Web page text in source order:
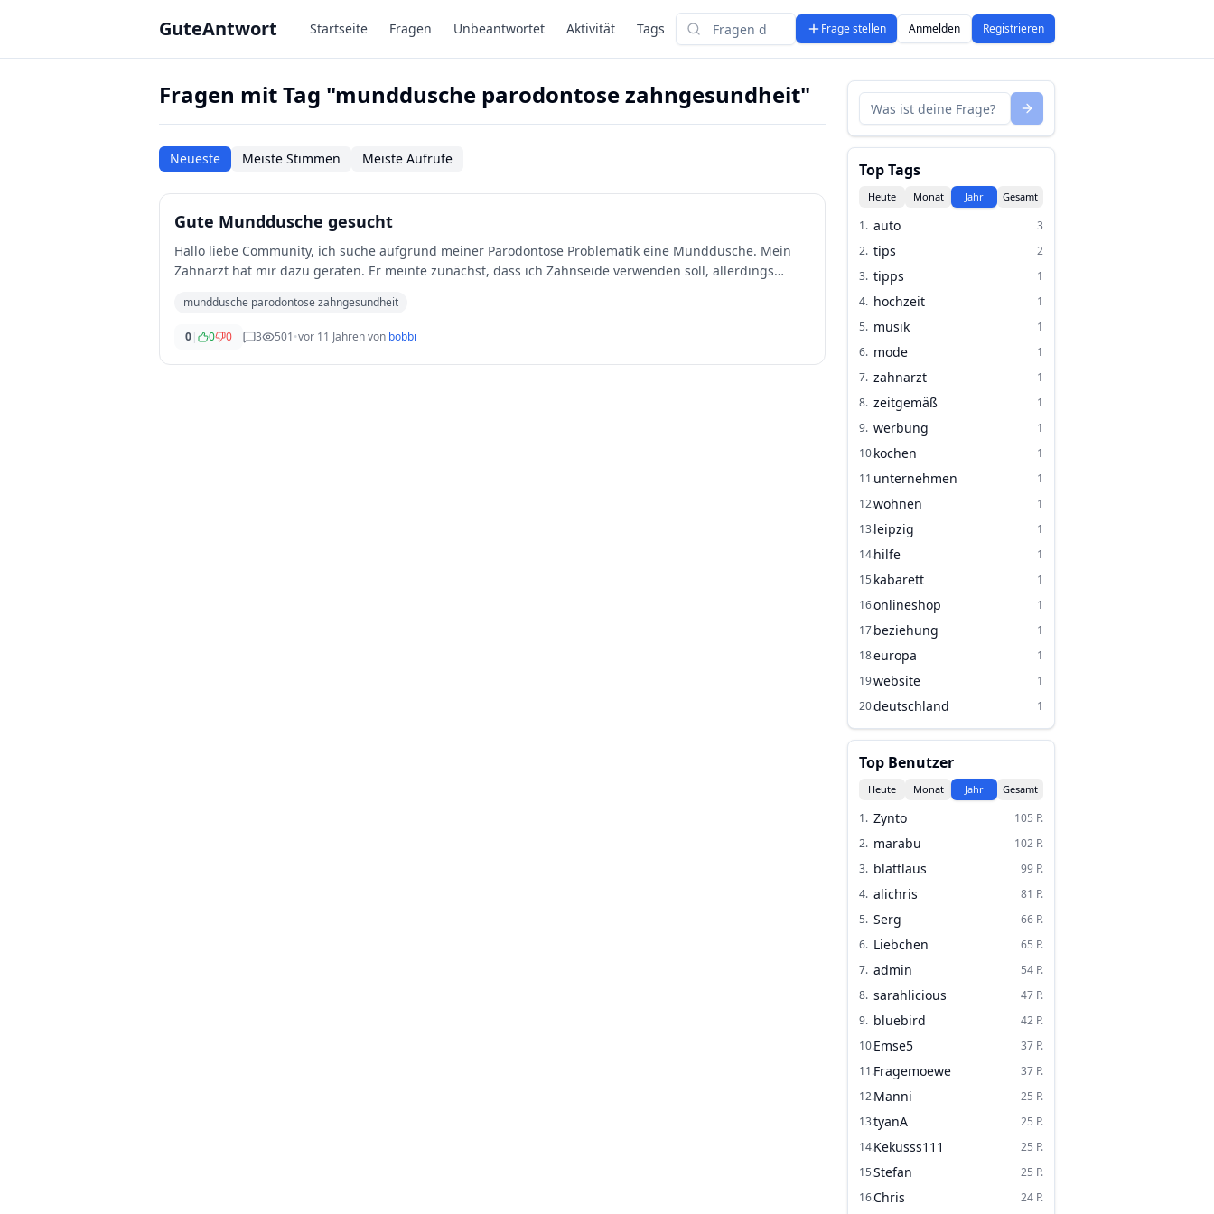
GuteAntwort Startseite Fragen Unbeantwortet Aktivität Tags
Suchen
Frage stellen Anmelden Registrieren
Fragen mit Tag "munddusche parodontose zahngesundheit"
Neueste Meiste Stimmen Meiste Aufrufe
Gute Munddusche gesucht
Hallo liebe Community, ich suche aufgrund meiner Parodontose Problematik eine Munddusche. Mein
Zahnarzt hat mir dazu geraten. Er meinte zunächst, dass ich Zahnseide verwenden soll, allerdings
munddusche parodontose zahngesundheit
0| 0 0 3 501•vor 11 Jahrenvon bobbi
Top Tags
Heute Monat Jahr Gesamt
1. auto
3
2. tips
2
3. tipps
1
4. hochzeit
1
5. musik
1
6. mode
1
7. zahnarzt
1
8. zeitgemäß
1
9. werbung
1
10.kochen
1
11.unternehmen
1
12.wohnen
1
13.leipzig
1
14.hilfe
1
15.kabarett
1
16.onlineshop
1
17.beziehung
1
18.europa
1
19.website
1
20.deutschland 1
Top Benutzer
Heute Monat Jahr Gesamt
1. Zynto 105 P.
2. marabu 102 P.
3. blattlaus 99 P.
4. alichris 81 P.
5. Serg 66 P.
6. Liebchen 65 P.
7. admin 54 P.
8. sarahlicious 47 P.
9. bluebird 42 P.
10.Emse5 37 P.
11.Fragemoewe 37 P.
12.Manni 25 P.
13.tyanA 25 P.
14.Kekusss111 25 P.
15.Stefan 25 P.
16.Chris 24 P.